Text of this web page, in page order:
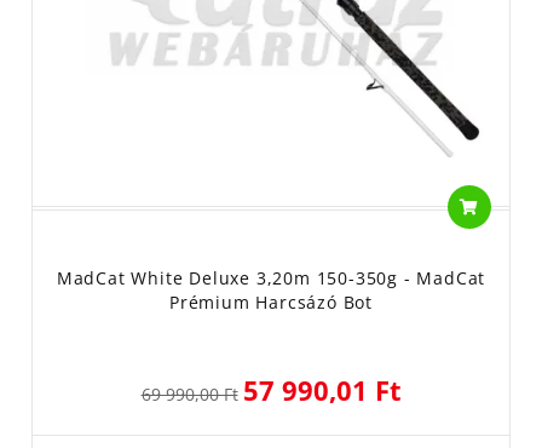
MadCat White Deluxe 3,20m 150-350g - MadCat
Prémium Harcsázó Bot
69 990,00 Ft 57 990,01 Ft